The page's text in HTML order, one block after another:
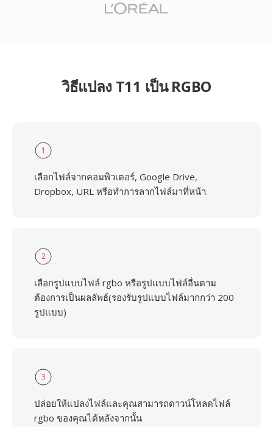
วิธีแปลง T11 เป็น RGBO
1
เลือกไฟล์จากคอมพิวเตอร์, Google Drive,
Dropbox, URL หรือทำการลากไฟล์มาที่หน้า.
2
เลือกรูปแบบไฟล์ rgbo หรือรูปแบบไฟล์อื่นตาม
ต้องการเป็นผลลัพธ์(รองรับรูปแบบไฟล์มากกว่า 200
รูปแบบ)
3
ปล่อยให้แปลงไฟล์และคุณสามารถดาวน์โหลดไฟล์
rgbo ของคุณได้หลังจากนั้น